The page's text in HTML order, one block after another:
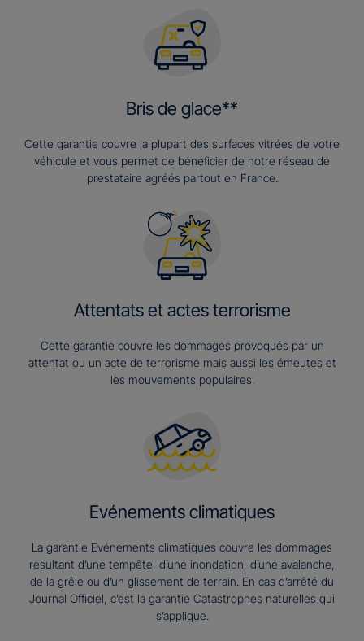
Bris de glace**
Cette garantie couvre la plupart des surfaces vitrées de votre
véhicule et vous permet de bénéficier de notre réseau de
prestataire agréés partout en France.
Attentats et actes terrorisme
Cette garantie couvre les dommages provoqués par un
attentat ou un acte de terrorisme mais aussi les émeutes et
les mouvements populaires.
Evénements climatiques
La garantie Evénements climatiques couvre les dommages
résultant d’une tempête, d’une inondation, d’une avalanche,
de la grêle ou d’un glissement de terrain. En cas d’arrêté du
Journal Officiel, c’est la garantie Catastrophes naturelles qui
s’applique.